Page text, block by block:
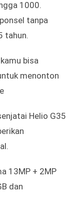
1000.
tanpa
tahun.
bisa
menonton
Helio G35
13MP + 2MP
dan